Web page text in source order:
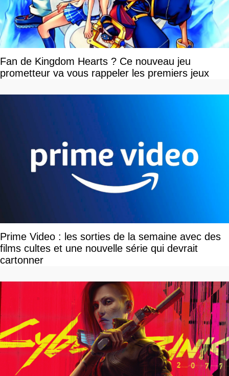
Fan de Kingdom Hearts ? Ce nouveau jeu
prometteur va vous rappeler les premiers jeux
Prime Video : les sorties de la semaine avec des
films cultes et une nouvelle série qui devrait
cartonner